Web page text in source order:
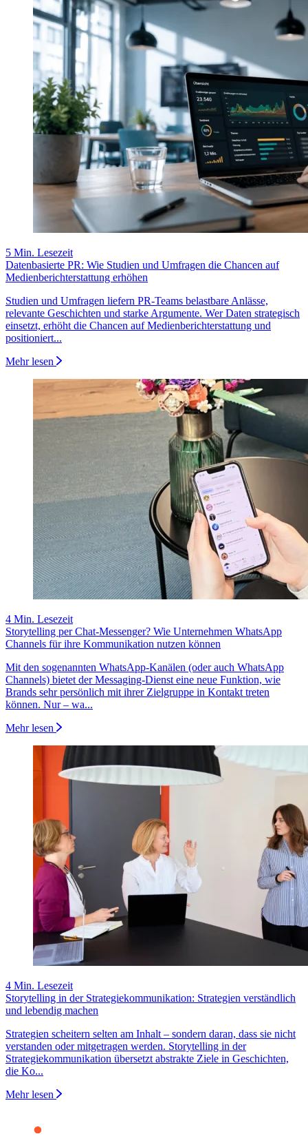
5 Min. Lesezeit
Datenbasierte PR: Wie Studien und Umfragen die Chancen auf
Medienberichterstattung erhöhen
Studien und Umfragen liefern PR-Teams belastbare Anlässe,
relevante Geschichten und starke Argumente. Wer Daten strategisch
einsetzt, erhöht die Chancen auf Medienberichterstattung und
positioniert...
Mehr lesen
4 Min. Lesezeit
Storytelling per Chat-Messenger? Wie Unternehmen WhatsApp
Channels für ihre Kommunikation nutzen können
Mit den sogenannten WhatsApp-Kanälen (oder auch WhatsApp
Channels) bietet der Messaging-Dienst eine neue Funktion, wie
Brands sehr persönlich mit ihrer Zielgruppe in Kontakt treten
können. Nur – wa...
Mehr lesen
4 Min. Lesezeit
Storytelling in der Strategiekommunikation: Strategien verständlich
und lebendig machen
Strategien scheitern selten am Inhalt – sondern daran, dass sie nicht
verstanden oder mitgetragen werden. Storytelling in der
Strategiekommunikation übersetzt abstrakte Ziele in Geschichten,
die Ko...
Mehr lesen